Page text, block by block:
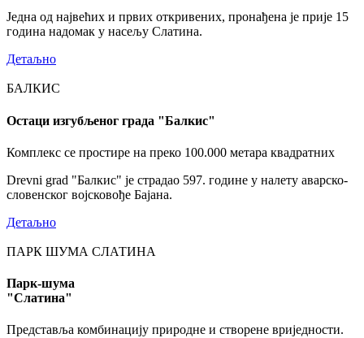
Једна од највећих и првих откривених, пронађена је прије 15
година надомак у насељу Слатина.
Детаљно
БАЛКИС
Остаци изгубљеног града "Балкис"
Комплекс се простире на преко 100.000 метара квадратних
Drevni grad "Балкис" је страдао 597. године у налету аварско-
словенског војсковође Бајана.
Детаљно
ПАРК ШУМА СЛАТИНА
Парк-шума
"Слатина"
Представља комбинацију природне и створене вриједности.